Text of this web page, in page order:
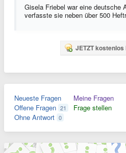
Gisela Friebel war eine deutsche
verfasste sie neben über 500
JETZT
Neueste Fragen
Offene Fragen 21
Ohne Antwort 0
Meine Fragen
Frage stellen